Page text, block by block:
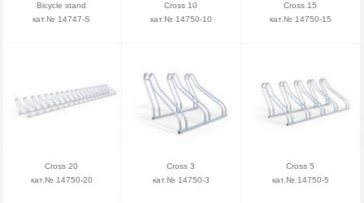
Bicycle stand
кат.№ 14747-S
Cross 10
кат.№ 14750-10
Cross 15
кат.№ 14750-15
Cross 20
кат.№ 14750-20
Cross 3
кат.№ 14750-3
Cross 5
кат.№ 14750-5